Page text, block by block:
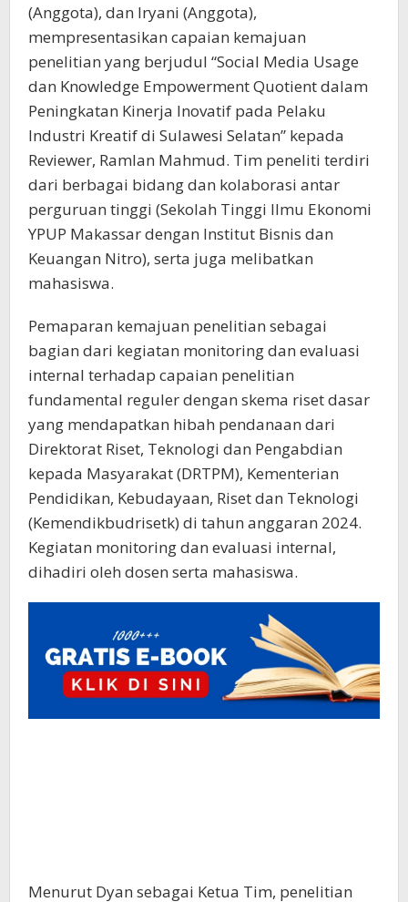
(Anggota), dan Iryani (Anggota),
mempresentasikan capaian kemajuan
penelitian yang berjudul “Social Media Usage
dan Knowledge Empowerment Quotient dalam
Peningkatan Kinerja Inovatif pada Pelaku
Industri Kreatif di Sulawesi Selatan” kepada
Reviewer, Ramlan Mahmud. Tim peneliti terdiri
dari berbagai bidang dan kolaborasi antar
perguruan tinggi (Sekolah Tinggi Ilmu Ekonomi
YPUP Makassar dengan Institut Bisnis dan
Keuangan Nitro), serta juga melibatkan
mahasiswa.
Pemaparan kemajuan penelitian sebagai
bagian dari kegiatan monitoring dan evaluasi
internal terhadap capaian penelitian
fundamental reguler dengan skema riset dasar
yang mendapatkan hibah pendanaan dari
Direktorat Riset, Teknologi dan Pengabdian
kepada Masyarakat (DRTPM), Kementerian
Pendidikan, Kebudayaan, Riset dan Teknologi
(Kemendikbudrisetk) di tahun anggaran 2024.
Kegiatan monitoring dan evaluasi internal,
dihadiri oleh dosen serta mahasiswa.
Menurut Dyan sebagai Ketua Tim, penelitian